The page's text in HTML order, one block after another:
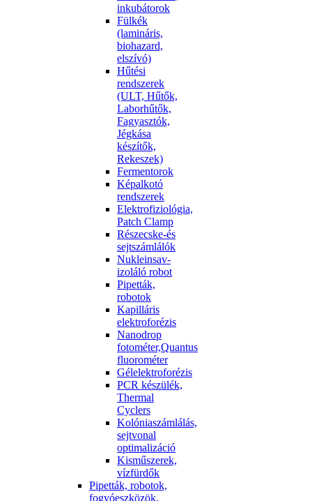
inkubátorok
Fülkék
(lamináris,
biohazard,
elszívó)
Hűtési
rendszerek
(ULT, Hűtők,
Laborhűtők,
Fagyasztók,
Jégkása
készítők,
Rekeszek)
Fermentorok
Képalkotó
rendszerek
Elektrofiziológia,
Patch Clamp
Részecske-és
sejtszámlálók
Nukleinsav-
izoláló robot
Pipetták,
robotok
Kapilláris
elektroforézis
Nanodrop
fotométer,Quantus
fluorométer
Gélelektroforézis
PCR készülék,
Thermal
Cyclers
Kolóniaszámlálás,
sejtvonal
optimalizáció
Kisműszerek,
vízfürdők
Pipetták, robotok,
fogyóeszközök,